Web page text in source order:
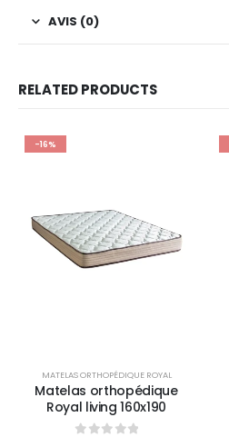
AVIS (0)
RELATED PRODUCTS
-16%
MATELAS ORTHOPÉDIQUE ROYAL
Matelas orthopédique
Royal living 160x190